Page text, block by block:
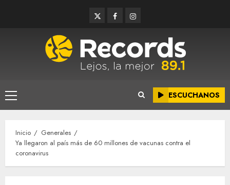
TwitterFacebookInstagram
Menú
principal
ESCUCHANOS
Inicio
Generales
Ya llegaron al país más de 60 millones de vacunas contra el
coronavirus